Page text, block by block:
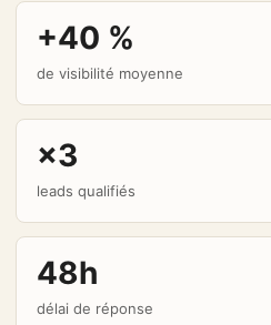
+40 %
de visibilité moyenne
×3
leads qualifiés
48h
délai de réponse